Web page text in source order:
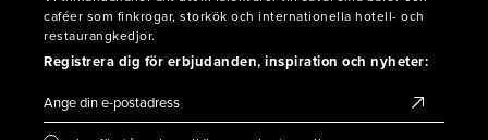
caféer som finkrogar, storkök och internationella hotell- och
restaurangkedjor.
Registrera dig för erbjudanden, inspiration och nyheter: